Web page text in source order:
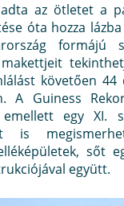
az ötletet a
óta hozza
formájú
követően
A Guiness
egy XI.
is
sőt
együtt.